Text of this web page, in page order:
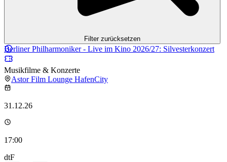
Filter zurücksetzen
Berliner Philharmoniker - Live im Kino 2026/27: Silvesterkonzert
Musikfilme & Konzerte
Astor Film Lounge HafenCity
31.12.26
17:00
dtF